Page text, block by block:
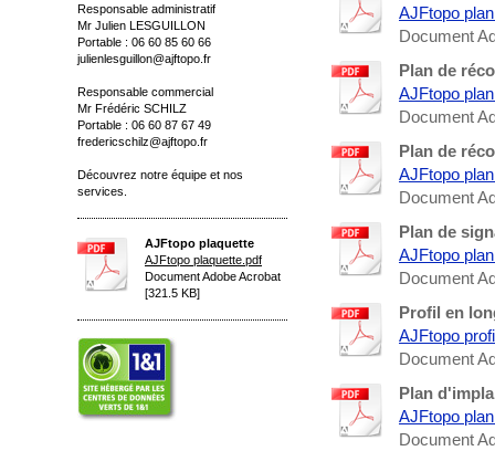
Responsable administratif
Mr Julien LESGUILLON
Portable : 06 60 85 60 66
julienlesguillon@ajftopo.fr
Responsable commercial
Mr Frédéric SCHILZ
Portable : 06 60 87 67 49
fredericschilz@ajftopo.fr
Découvrez notre équipe et nos
services.
AJFtopo plaquette
AJFtopo plaquette.pdf
Document Adobe Acrobat
[321.5 KB]
AJFtopo
Document
Plan de
AJFtopo
Document
Plan de
AJFtopo
Document
Plan de
AJFtopo
Document
Profil en
AJFtopo
Document
Plan
AJFtopo
Document